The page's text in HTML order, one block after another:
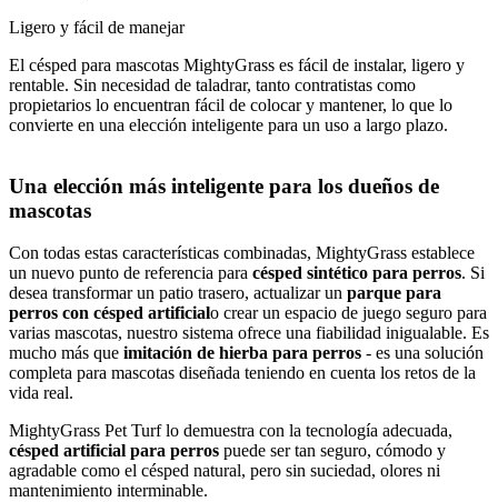
Ligero y fácil de manejar
El césped para mascotas MightyGrass es fácil de instalar, ligero y
rentable. Sin necesidad de taladrar, tanto contratistas como
propietarios lo encuentran fácil de colocar y mantener, lo que lo
convierte en una elección inteligente para un uso a largo plazo.
Una elección más inteligente para los dueños de
mascotas
Con todas estas características combinadas, MightyGrass establece
un nuevo punto de referencia para césped sintético para perros. Si
desea transformar un patio trasero, actualizar un parque para
perros con césped artificialo crear un espacio de juego seguro para
varias mascotas, nuestro sistema ofrece una fiabilidad inigualable. Es
mucho más que imitación de hierba para perros - es una solución
completa para mascotas diseñada teniendo en cuenta los retos de la
vida real.
MightyGrass Pet Turf lo demuestra con la tecnología adecuada,
césped artificial para perros puede ser tan seguro, cómodo y
agradable como el césped natural, pero sin suciedad, olores ni
mantenimiento interminable.